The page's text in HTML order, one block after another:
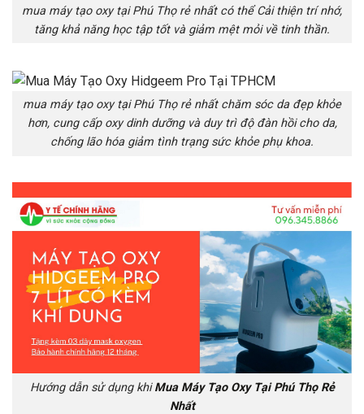
mua máy tạo oxy tại Phú Thọ rẻ nhất có thể Cải thiện trí nhớ,
tăng khả năng học tập tốt và giảm mệt mỏi về tinh thần.
mua máy tạo oxy tại Phú Thọ rẻ nhất chăm sóc da đẹp khỏe
hơn, cung cấp oxy dinh dưỡng và duy trì độ đàn hồi cho da,
chống lão hóa giảm tình trạng sức khỏe phụ khoa.
Hướng dẫn sử dụng khiMua Máy Tạo Oxy Tại Phú Thọ Rẻ
Nhất